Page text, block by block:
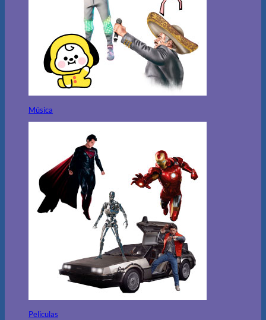
Música
Peliculas